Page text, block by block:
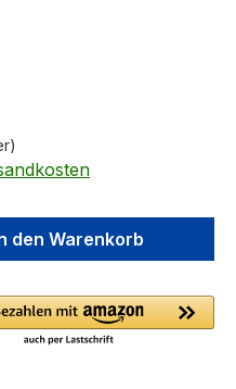
den
den Warenkorb